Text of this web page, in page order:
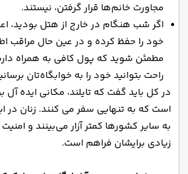
مجاورت خانم‌ها قرار گرفتن، نیستند.
اگر شب هنگام در خارج از هتل بودید،
خود را حفظ کرده و در عین حال مراقب
مطمئن شوید که پول کافی به همراه
راحت بتوانید خود را به خوابگاه‌تان
در کل باید گفت که تایلند، مکانی ایده آل
است که به تنهایی سفر می کنند. زنان در
به سایر کشورها کمتر آزار می‌بینند و امنیت
زیادی برایشان فراهم است.